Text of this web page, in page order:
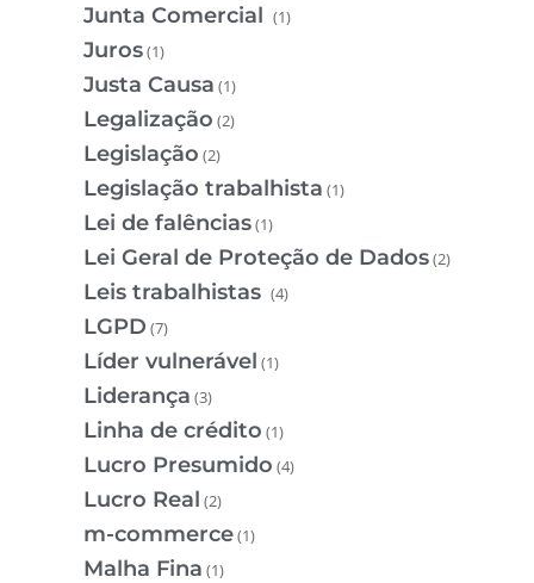
Junta Comercial (1)
Juros(1)
Justa Causa (1)
Legalização (2)
Legislação (2)
Legislação trabalhista (1)
Lei de falências(1)
Lei Geral de Proteção de Dados(2)
Leis trabalhistas (4)
LGPD (7)
Líder vulnerável (1)
Liderança (3)
Linha de crédito (1)
Lucro Presumido (4)
Lucro Real (2)
m-commerce(1)
Malha Fina (1)